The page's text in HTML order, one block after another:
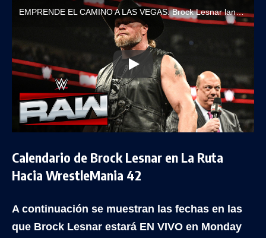
EMPRENDE EL CAMINO A LAS VEGAS: Brock Lesnar lanza reto abierto para WrestleMania 42
Calendario de Brock Lesnar en La Ruta
Hacia WrestleMania 42
A continuación se muestran las fechas en las
que Brock Lesnar estará EN VIVO en Monday